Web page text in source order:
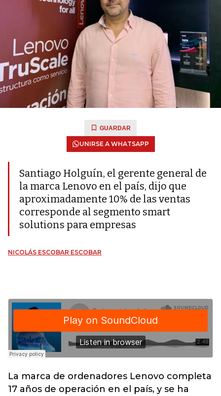
GUARDAR
UNIRSE A WHATSAPP
Santiago Holguín, el gerente general de
la marca Lenovo en el país, dijo que
aproximadamente 10% de las ventas
corresponde al segmento smart
solutions para empresas
NICOLÁS ESCOBAR ESCOBAR
La marca de ordenadores Lenovo completa
17 años de operación en el país, y se ha